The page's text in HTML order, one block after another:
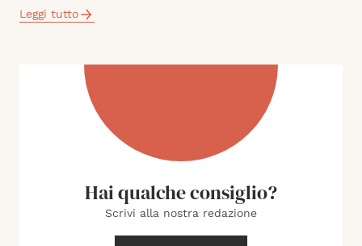
Leggi tutto
Hai qualche consiglio?
Scrivi alla nostra redazione